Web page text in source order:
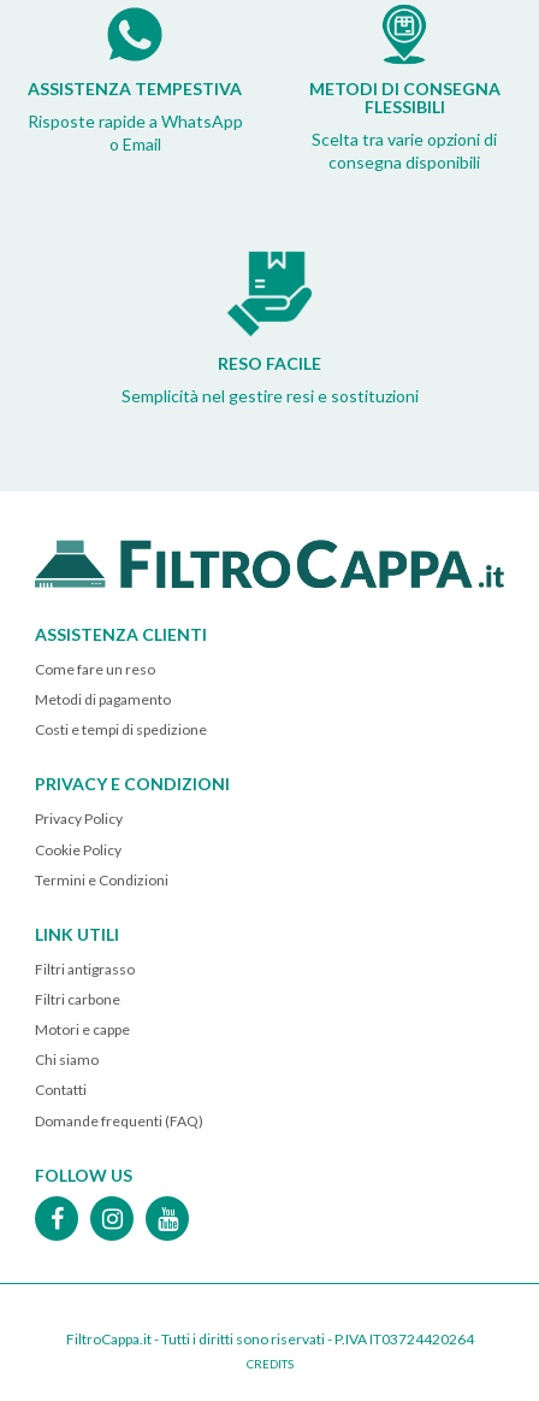
ASSISTENZA TEMPESTIVA
Risposte rapide a WhatsApp
o Email
METODI DI CONSEGNA
FLESSIBILI
Scelta tra varie opzioni di
consegna disponibili
RESO FACILE
Semplicità nel gestire resi e sostituzioni
ASSISTENZA CLIENTI
Come fare un reso
Metodi di pagamento
Costi e tempi di spedizione
PRIVACY E CONDIZIONI
Privacy Policy
Cookie Policy
Termini e Condizioni
LINK UTILI
Filtri antigrasso
Filtri carbone
Motori e cappe
Chi siamo
Contatti
Domande frequenti (FAQ)
FOLLOW US
FiltroCappa.it - Tutti i diritti sono riservati - P.IVA IT03724420264
CREDITS